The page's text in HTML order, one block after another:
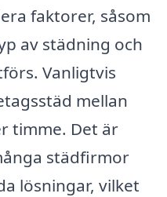
faktorer, såsom
av städning och
Vanligtvis
mellan
timme. Det är
städfirmor
lösningar, vilket